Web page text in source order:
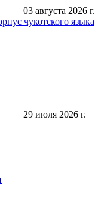
03 августа 2026 г.
чукотского языка
29 июля 2026 г.